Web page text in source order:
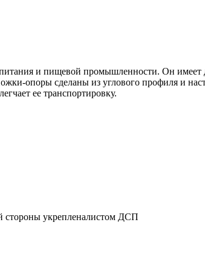
и пищевой промышленности. Он
опоры сделаны из углового профиля и
ее транспортировку.
стороны укрепленалистом ДСП